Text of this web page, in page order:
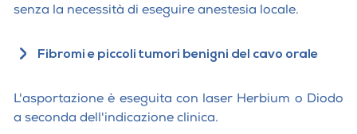
senza la necessità di eseguire anestesia locale.
Fibromi e piccoli tumori benigni del cavo orale
L'asportazione è eseguita con laser Herbium o Diodo
a seconda dell'indicazione clinica.